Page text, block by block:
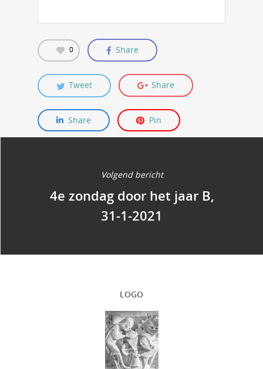
0 Share
Tweet Share
Share Pin
Volgend bericht
4e zondag door het jaar B,
31-1-2021
LOGO